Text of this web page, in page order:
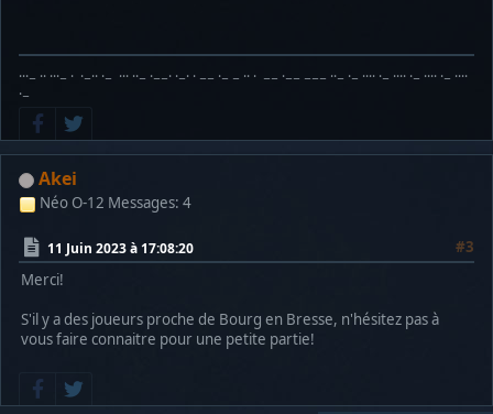
···− ·· ···− · ·−·· ·− ··· ··− ·−−· ·−· · −− ·− − ·· · −− ·−− −−− ··− ·− ···· ·− ···· ·− ···· ·− ····
·−
Akei
Néo O-12 Messages: 4
11 Juin 2023 à 17:08:20
#3
Merci!
S'il y a des joueurs proche de Bourg en Bresse, n'hésitez pas à
vous faire connaitre pour une petite partie!